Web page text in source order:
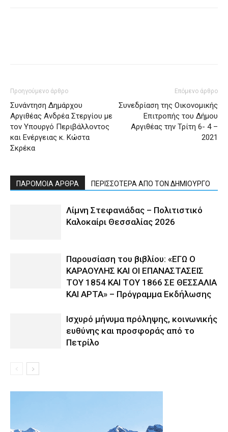
Προηγούμενο άρθρο
Συνάντηση Δημάρχου
Αργιθέας Ανδρέα Στεργίου με
τον Υπουργό Περιβάλλοντος
και Ενέργειας κ. Κώστα
Σκρέκα
Επόμενο άρθρο
Συνεδρίαση της Οικονομικής
Επιτροπής του Δήμου
Αργιθέας την Τρίτη 6- 4 –
2021
ΠΑΡΟΜΟΙΑ ΑΡΘΡΑ ΠΕΡΙΣΣΟΤΕΡΑ ΑΠΟ ΤΟΝ ΔΗΜΙΟΥΡΓΟ
Λίμνη Στεφανιάδας – Πολιτιστικό
Καλοκαίρι Θεσσαλίας 2026
Παρουσίαση του βιβλίου: «ΕΓΩ Ο
ΚΑΡΑΟΥΛΗΣ ΚΑΙ ΟΙ ΕΠΑΝΑΣΤΑΣΕΙΣ
ΤΟΥ 1854 ΚΑΙ ΤΟΥ 1866 ΣΕ ΘΕΣΣΑΛΙΑ
ΚΑΙ ΑΡΤΑ» – Πρόγραμμα Εκδήλωσης
Ισχυρό μήνυμα πρόληψης, κοινωνικής
ευθύνης και προσφοράς από το
Πετρίλο